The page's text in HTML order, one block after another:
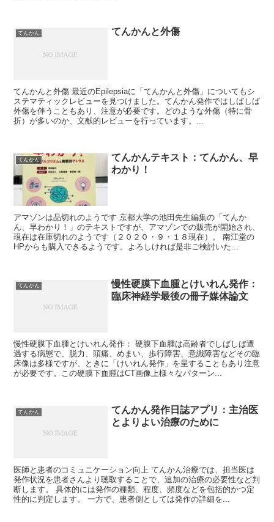
てんかん てんかんと外傷
てんかんと外傷 最近のEpilepsiaに「てんかんと外傷」についてもシ
ステマティックレビューを見つけました。てんかん発作ではしばしば
外傷を伴うこともあり、注意が必要です。どのような外傷（特に骨
折）が多いのか、文献的レビューを行っています。...
てんかん
てんかんテキスト：てんかん、早
わかり！
アマゾンは品切れのようです 京都大学の池田先生編集の「てんか
ん、早わかり！」のテキストですが、アマゾンでの販売が開始され、
現在は在庫切れのようです（２０２０・９・１８現在）。 南江堂の
HPからも購入できるようです。よろしければ是非ご検討いた...
てんかん
慢性硬膜下血腫とけいれん発作：
臨床神経学最後の冊子媒体論文
慢性硬膜下血腫とけいれん発作： 硬膜下血腫は高齢者でしばしば遭
遇する病態で、脱力、頭痛、めまい、歩行障害、意識障害などその臨
床像は多様ですが、ときに「けいれん発作」を呈することもあり注意
が必要です。この硬膜下血腫はCT画像上様々なパターン...
てんかん
てんかん発作日誌アプリ：主治医
とよりよい治療のために
医師と患者のコミュニケーション向上 てんかん治療では、担当医は
発作状況を患者さんより聴取することで、追加の治療の必要性など判
断します。 具体的には発作の種類、程度、頻度などを包括的かつ定
性的に判定します。 一方で、患者側としては発作の詳細を...